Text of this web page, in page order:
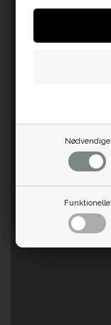
Nødvendige
Funktionelle